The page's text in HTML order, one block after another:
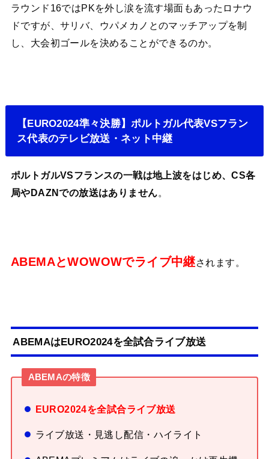
ラウンド16ではPKを外し涙を流す場面もあったロナウ
ドですが、サリバ、ウパメカノとのマッチアップを制
し、大会初ゴールを決めることができるのか。
【EURO2024準々決勝】ポルトガル代表VSフラン
ス代表のテレビ放送・ネット中継
ポルトガルVSフランスの一戦は地上波をはじめ、CS各
局やDAZNでの放送はありません。
ABEMAとWOWOWでライブ中継されます。
ABEMAはEURO2024を全試合ライブ放送
ABEMAの特徴
EURO2024を全試合ライブ放送
ライブ放送・見逃し配信・ハイライト